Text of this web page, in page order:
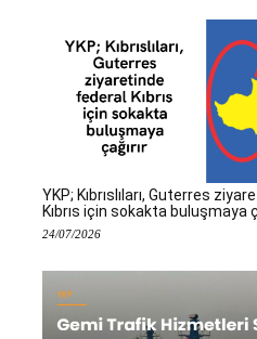
YKP; Kıbrıslıları, Guterres
Kıbrıs için sokakta buluşmaya
24/07/2026